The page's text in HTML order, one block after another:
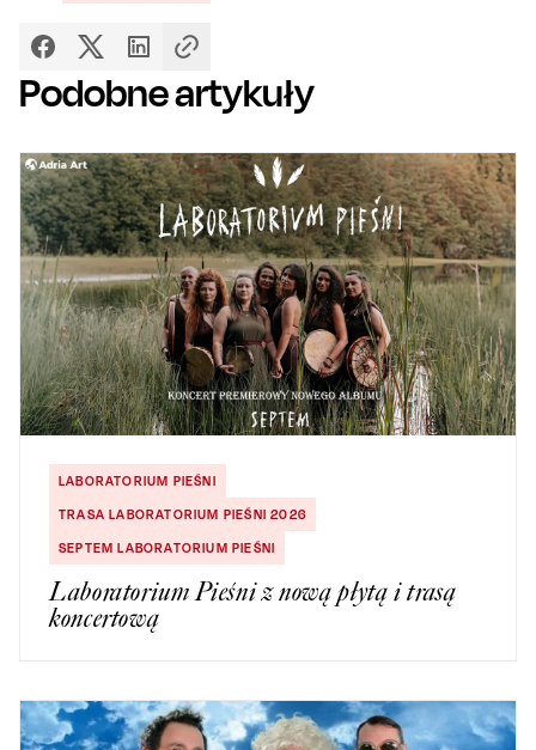
Podobne artykuły
LABORATORIUM PIEŚNI
TRASA LABORATORIUM PIEŚNI 2026
SEPTEM LABORATORIUM PIEŚNI
Laboratorium Pieśni z nową płytą i trasą
koncertową